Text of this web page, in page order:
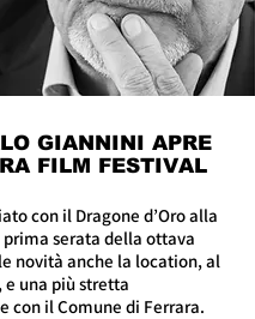
GIANNINI APRE
FILM FESTIVAL
con il Dragone d’Oro alla
serata della ottava
novità anche la location, al
e una più stretta
con il Comune di Ferrara.